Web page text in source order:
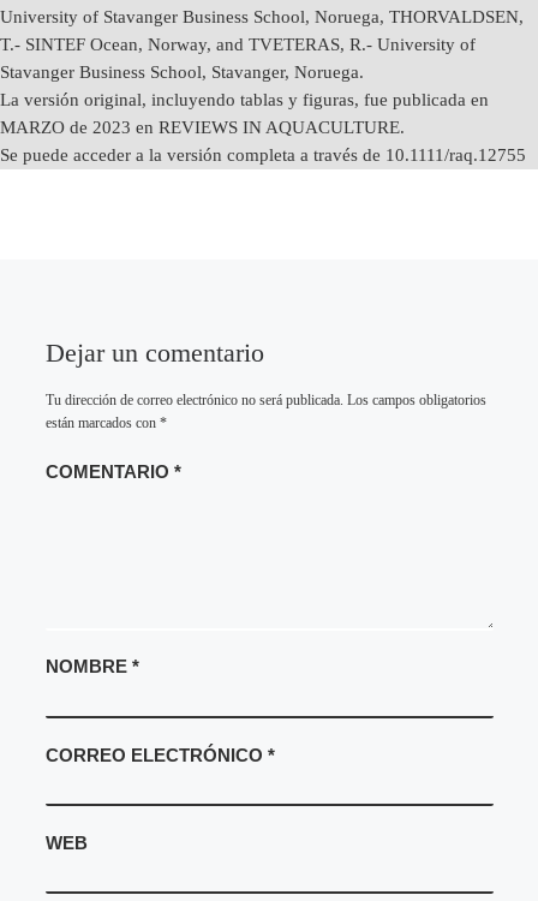
University of Stavanger Business School, Noruega, THORVALDSEN,
T.- SINTEF Ocean, Norway, and TVETERAS, R.- University of
Stavanger Business School, Stavanger, Noruega.
La versión original, incluyendo tablas y figuras, fue publicada en
MARZO de 2023 en REVIEWS IN AQUACULTURE.
Se puede acceder a la versión completa a través de 10.1111/raq.12755
Dejar un comentario
Tu dirección de correo electrónico no será publicada. Los campos obligatorios
están marcados con *
COMENTARIO *
NOMBRE *
CORREO ELECTRÓNICO *
WEB